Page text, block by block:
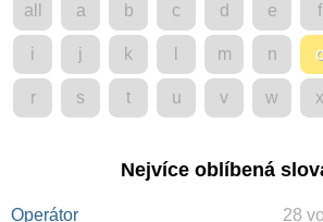
all a b c d e f
i j k m n
r s t u v w x
Nejvíce oblíbená
Operátor
28